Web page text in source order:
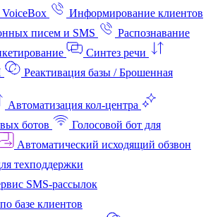
Информирование клиентов
писем и SMS
Распознавание
Синтез речи
Реактивация базы / Брошенная
Автоматизация кол‑центра
ботов
Голосовой бот для
Автоматический исходящий обзвон
техподдержки
SMS-рассылок
базе клиентов